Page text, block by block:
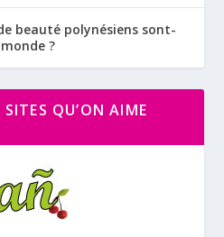
beauté polynésiens sont-
?
QU’ON AIME